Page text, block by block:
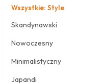
Wszystkie: Style
Skandynawski
Nowoczesny
Minimalistyczny
Japandi